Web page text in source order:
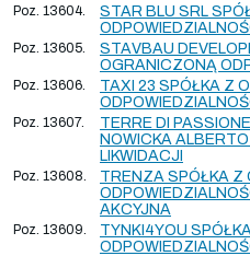
Poz. 13604.
STAR BLU SRL
Poz. 13605.
STAVBAU
OGRANICZONĄ
Poz. 13606.
TAXI 23 SPÓŁKA Z
Poz. 13607.
TERRE DI
NOWICKA
LIKWIDACJI
Poz. 13608.
TRENZA SPÓŁKA Z
AKCYJNA
Poz. 13609.
TYNKI4YOU